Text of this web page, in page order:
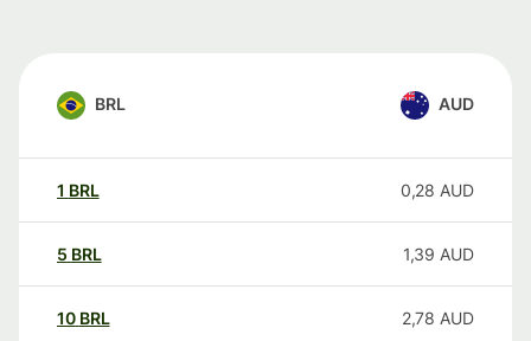
BRL AUD
1 BRL 0,28 AUD
5 BRL 1,39 AUD
10 BRL 2,78 AUD